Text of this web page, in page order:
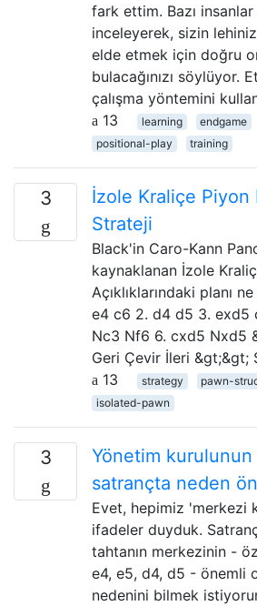
fark ettim. Bazı
inceleyerek, sizin
elde etmek için doğru
bulacağınızı söylüyor.
çalışma yöntemini
13
learning endgame
positional-play
training
3
İzole Kraliçe Piyon
Strateji
Black'in Caro-Kann
kaynaklanan İzole
Açıklıklarındaki planı
e4 c6 2. d4 d5 3. exd5
Nc3 Nf6 6. cxd5 Nxd5
Geri Çevir İleri &gt;&gt;
13
strategy pawn-
isolated-pawn
3
Yönetim
satrançta neden
Evet, hepimiz 'merkezi
ifadeler duyduk.
tahtanın merkezinin -
e4, e5, d4, d5 - önemli
nedenini bilmek